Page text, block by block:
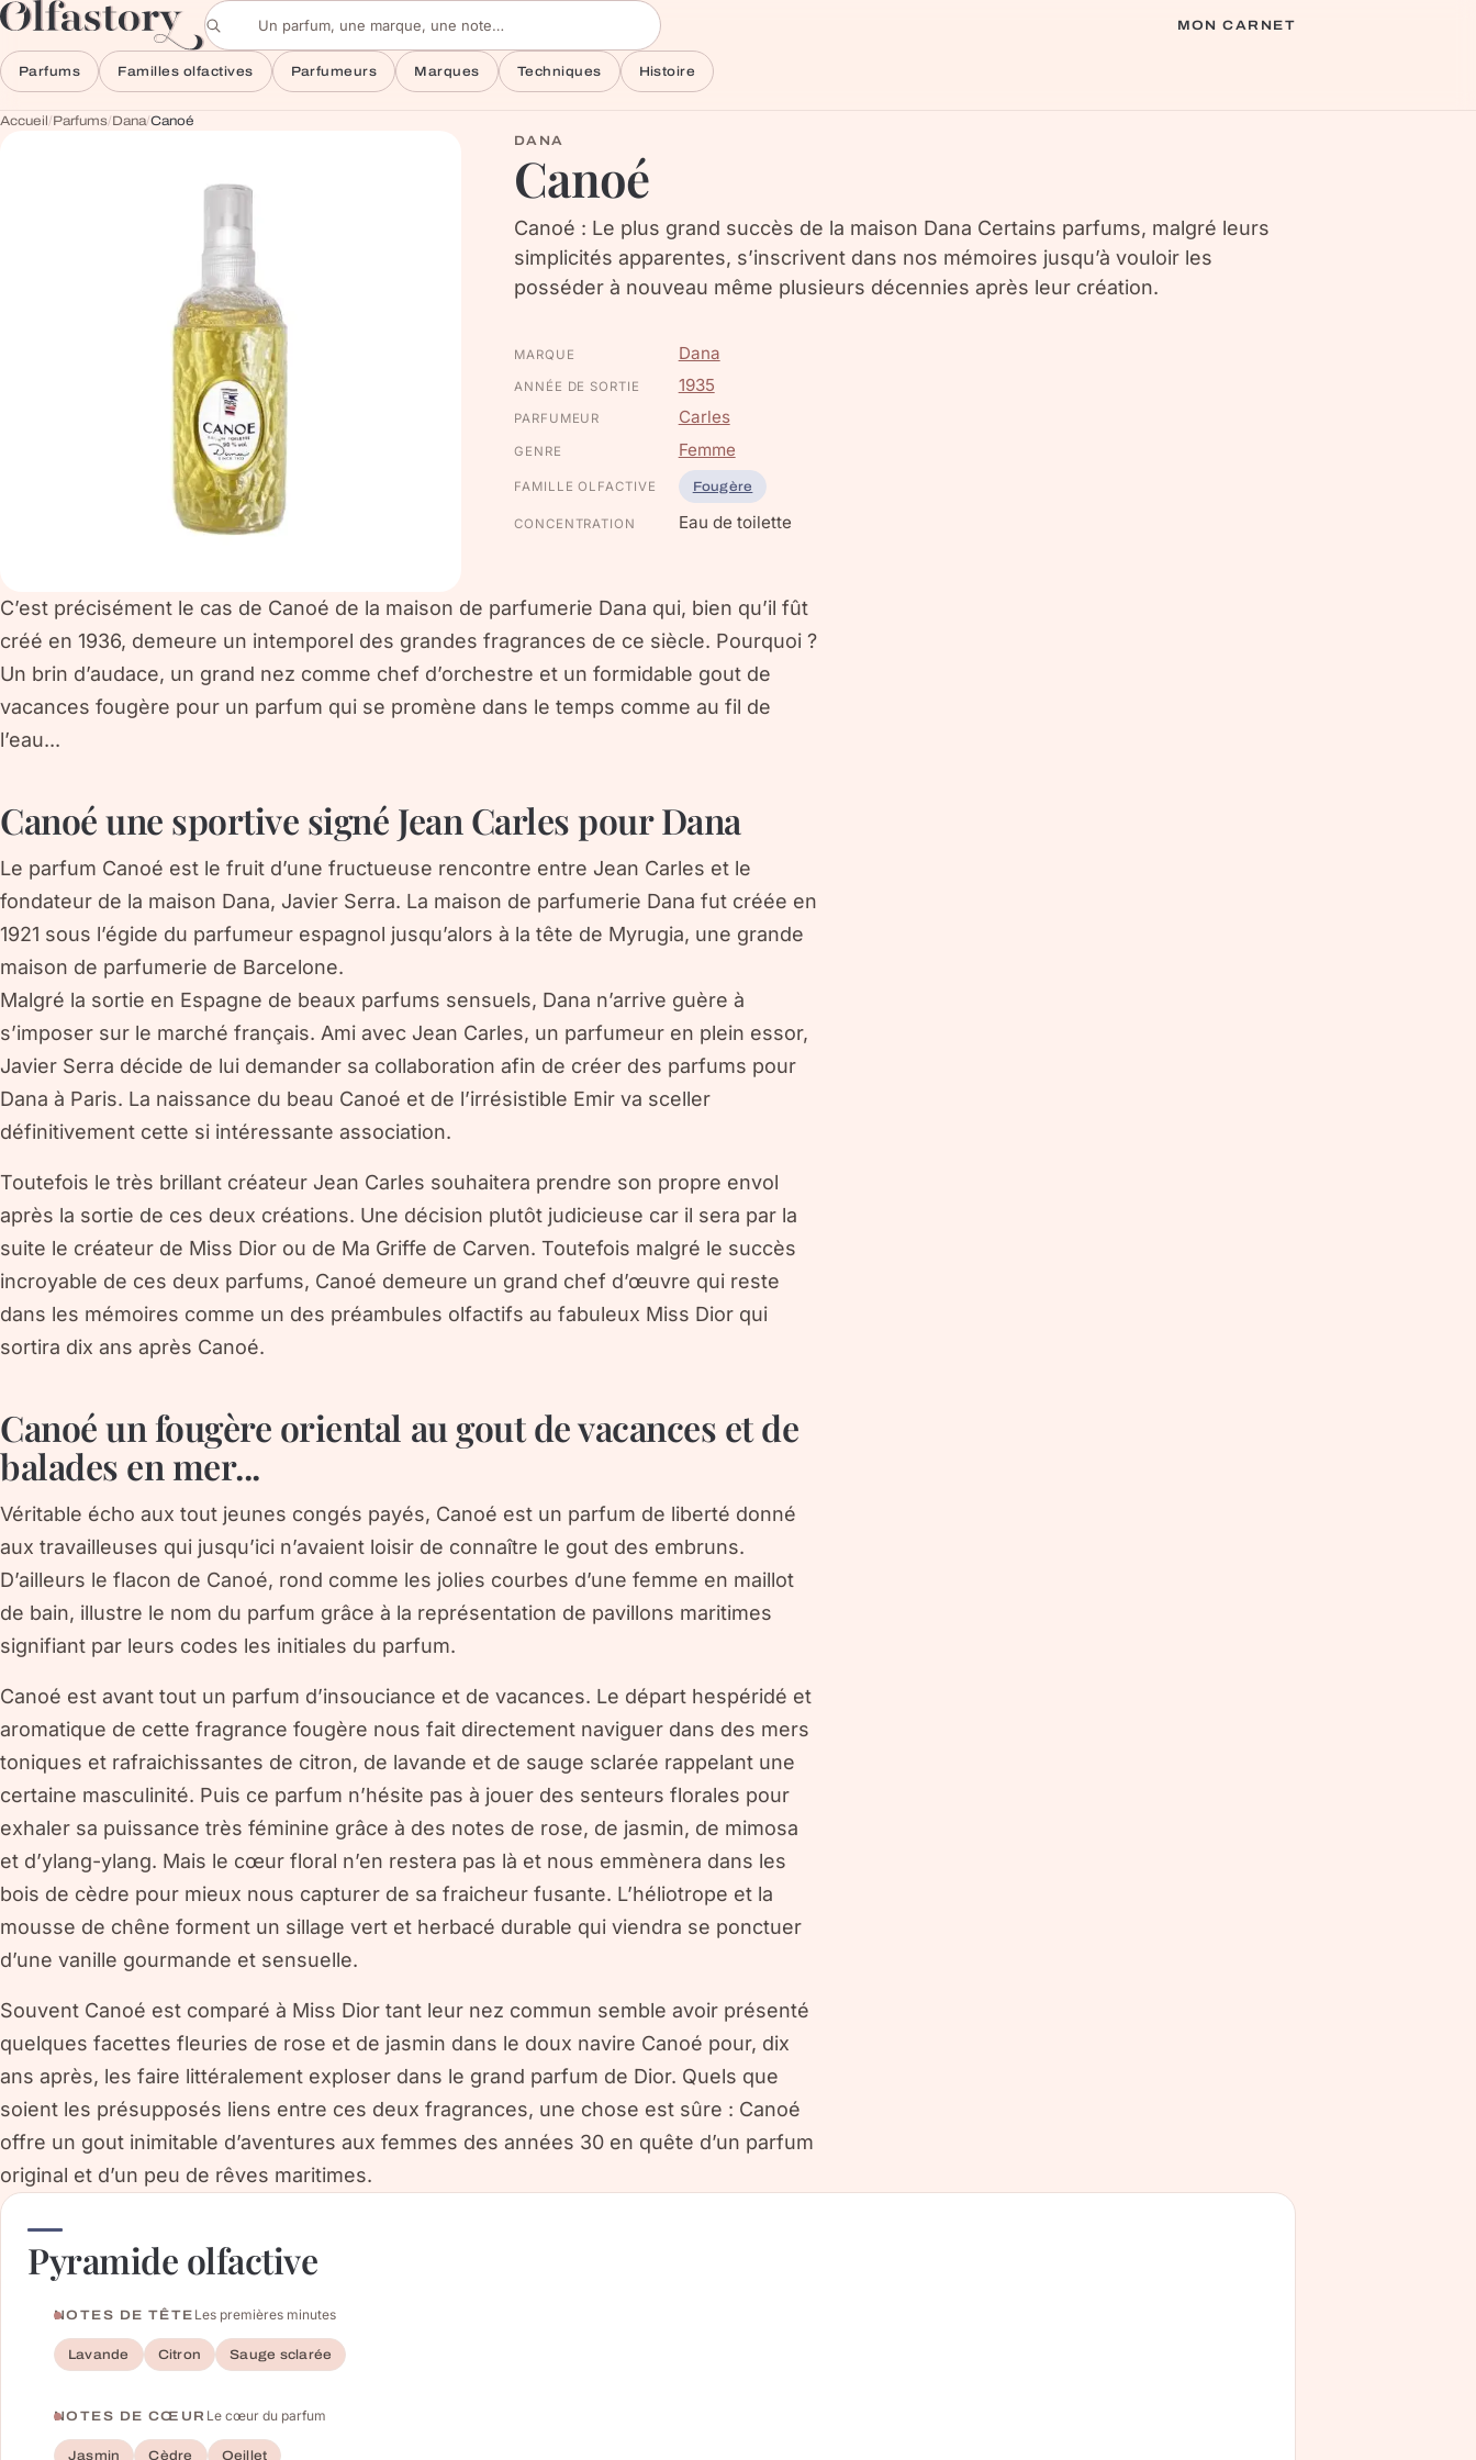
Aller au contenu
Rechercher un parfum
MON CARNET
Parfums Familles olfactives Parfumeurs Marques Techniques Histoire
Accueil/Parfums/Dana/Canoé
DANA
Canoé
Canoé : Le plus grand succès de la maison Dana Certains parfums, malgré leurs
simplicités apparentes, s’inscrivent dans nos mémoires jusqu’à vouloir les
posséder à nouveau même plusieurs décennies après leur création.
MARQUE Dana
ANNÉE DE SORTIE 1935
PARFUMEUR Carles
GENRE Femme
FAMILLE OLFACTIVE Fougère
CONCENTRATION Eau de toilette
C’est précisément le cas de Canoé de la maison de parfumerie Dana qui, bien qu’il fût
créé en 1936, demeure un intemporel des grandes fragrances de ce siècle. Pourquoi ?
Un brin d’audace, un grand nez comme chef d’orchestre et un formidable gout de
vacances fougère pour un parfum qui se promène dans le temps comme au fil de
l’eau...
Canoé une sportive signé Jean Carles pour Dana
Le parfum Canoé est le fruit d’une fructueuse rencontre entre Jean Carles et le
fondateur de la maison Dana, Javier Serra. La maison de parfumerie Dana fut créée en
1921 sous l’égide du parfumeur espagnol jusqu’alors à la tête de Myrugia, une grande
maison de parfumerie de Barcelone.
Malgré la sortie en Espagne de beaux parfums sensuels, Dana n’arrive guère à
s’imposer sur le marché français. Ami avec Jean Carles, un parfumeur en plein essor,
Javier Serra décide de lui demander sa collaboration afin de créer des parfums pour
Dana à Paris. La naissance du beau Canoé et de l’irrésistible Emir va sceller
définitivement cette si intéressante association.
Toutefois le très brillant créateur Jean Carles souhaitera prendre son propre envol
après la sortie de ces deux créations. Une décision plutôt judicieuse car il sera par la
suite le créateur de Miss Dior ou de Ma Griffe de Carven. Toutefois malgré le succès
incroyable de ces deux parfums, Canoé demeure un grand chef d’œuvre qui reste
dans les mémoires comme un des préambules olfactifs au fabuleux Miss Dior qui
sortira dix ans après Canoé.
Canoé un fougère oriental au gout de vacances et de
balades en mer...
Véritable écho aux tout jeunes congés payés, Canoé est un parfum de liberté donné
aux travailleuses qui jusqu’ici n’avaient loisir de connaître le gout des embruns.
D’ailleurs le flacon de Canoé, rond comme les jolies courbes d’une femme en maillot
de bain, illustre le nom du parfum grâce à la représentation de pavillons maritimes
signifiant par leurs codes les initiales du parfum.
Canoé est avant tout un parfum d’insouciance et de vacances. Le départ hespéridé et
aromatique de cette fragrance fougère nous fait directement naviguer dans des mers
toniques et rafraichissantes de citron, de lavande et de sauge sclarée rappelant une
certaine masculinité. Puis ce parfum n’hésite pas à jouer des senteurs florales pour
exhaler sa puissance très féminine grâce à des notes de rose, de jasmin, de mimosa
et d’ylang-ylang. Mais le cœur floral n’en restera pas là et nous emmènera dans les
bois de cèdre pour mieux nous capturer de sa fraicheur fusante. L’héliotrope et la
mousse de chêne forment un sillage vert et herbacé durable qui viendra se ponctuer
d’une vanille gourmande et sensuelle.
Souvent Canoé est comparé à Miss Dior tant leur nez commun semble avoir présenté
quelques facettes fleuries de rose et de jasmin dans le doux navire Canoé pour, dix
ans après, les faire littéralement exploser dans le grand parfum de Dior. Quels que
soient les présupposés liens entre ces deux fragrances, une chose est sûre : Canoé
offre un gout inimitable d’aventures aux femmes des années 30 en quête d’un parfum
original et d’un peu de rêves maritimes.
Pyramide olfactive
NOTES DE TÊTE Les premières minutes
Lavande Citron Sauge sclarée
NOTES DE CŒUR Le cœur du parfum
Jasmin Cèdre Oeillet